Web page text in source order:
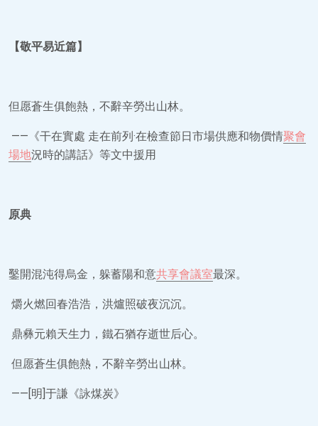
【敬平易近篇】
但愿蒼生俱飽熱，不辭辛勞出山林。
——《干在實處 走在前列·在檢查節日市場供應和物價情聚會
場地況時的講話》等文中援用
原典
鑿開混沌得烏金，躲蓄陽和意共享會議室最深。
爝火燃回春浩浩，洪爐照破夜沉沉。
鼎彝元賴天生力，鐵石猶存逝世后心。
但愿蒼生俱飽熱，不辭辛勞出山林。
——[明]于謙《詠煤炭》